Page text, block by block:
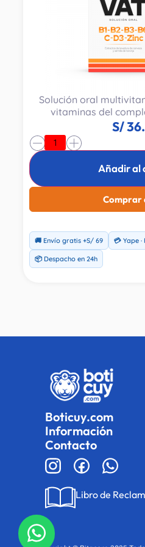
Solución oral
vitaminas del
vitamina D3 y
metabolismo
S/
-
Añadir al
Comprar
🚚 Envío gratis +S/ 69 💳 Yape ·
📦 Despacho en 24h
Boticuy.com
Información
Contacto
Libro de